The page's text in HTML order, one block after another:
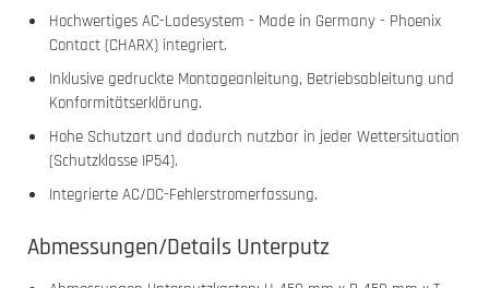
Hochwertiges AC-Ladesystem - Made in Germany - Phoenix
Contact (CHARX) integriert.
Inklusive gedruckte Montageanleitung, Betriebsableitung und
Konformitätserklärung.
Hohe Schutzart und dadurch nutzbar in jeder Wettersituation
(Schutzklasse IP54).
Integrierte AC/DC-Fehlerstromerfassung.
Abmessungen/Details Unterputz